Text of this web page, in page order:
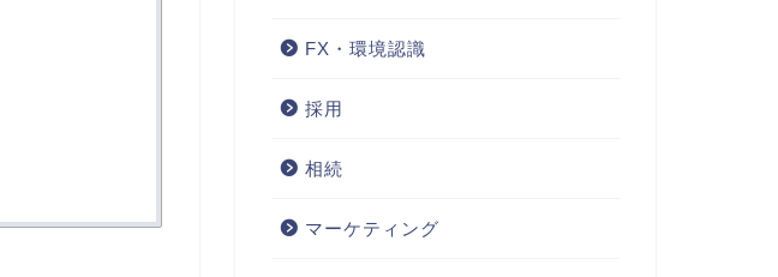
FX・環境認識
採用
相続
マーケティング